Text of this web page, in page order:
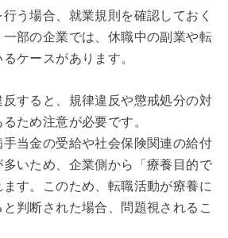
う場合、就業規則を確認しておく
部の企業では、休職中の副業や転
ケースがあります。
すると、規律違反や懲戒処分の対
ため注意が必要です。
当金の受給や社会保険関連の給付
いため、企業側から「療養目的で
す。このため、転職活動が療養に
判断された場合、問題視されるこ